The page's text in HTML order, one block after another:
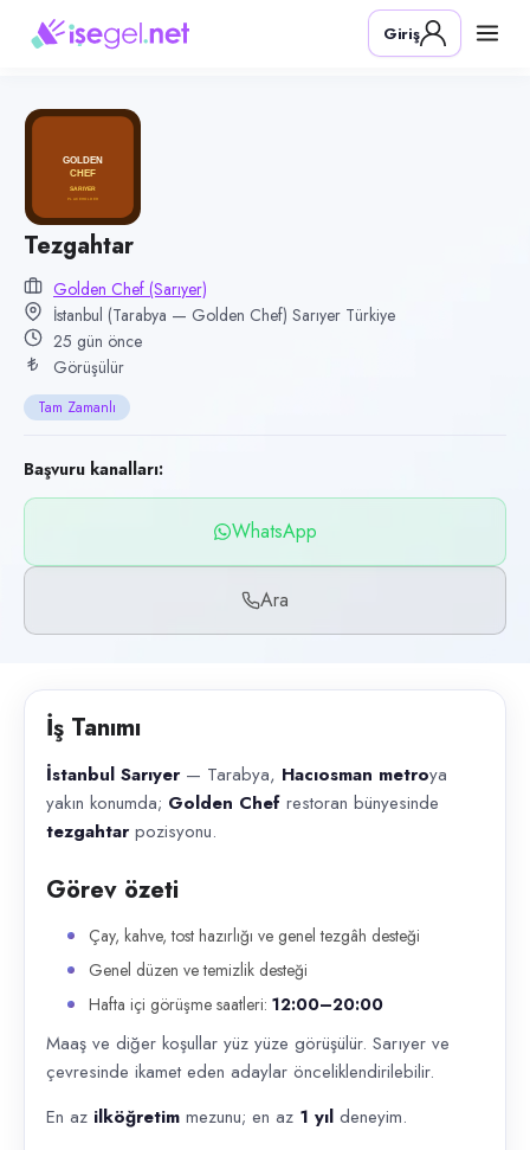
Pozisyon
Tezgahtar
Golden Chef (Sarıyer)
Kategori
Yiyecek & İçecek (Restoran/Cafe)
Konum
Sarıyer, İstanbul (Tarabya — Golden Chef)
Çalışma şekli
Tam Zamanlı
Yayın tarihi
13 Temmuz 2026
Son geçerlilik
11 Ekim 2026
WhatsApp, Telefon
İlan açıklaması
Giriş
Tezgahtar
Golden Chef (Sarıyer)
İstanbul (Tarabya — Golden Chef) Sarıyer Türkiye
25 gün önce
Görüşülür
Tam Zamanlı
Başvuru kanalları:
WhatsApp
Ara
İş Tanımı
İstanbul Sarıyer— Tarabya, Hacıosman metroya
yakın konumda; Golden Chef restoran bünyesinde
tezgahtarpozisyonu.
Görev özeti
Çay, kahve, tost hazırlığı ve genel tezgâh desteği
Genel düzen ve temizlik desteği
Hafta içi görüşme saatleri: 12:00–20:00
Maaş ve diğer koşullar yüz yüze görüşülür. Sarıyer ve
çevresinde ikamet eden adaylar önceliklendirilebilir.
En az ilköğretim mezunu; en az 1 yıl deneyim.